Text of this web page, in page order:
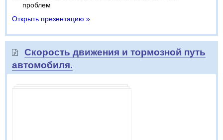
проблем
Открыть презентацию »
Скорость движения и тормозной путь
автомобиля.